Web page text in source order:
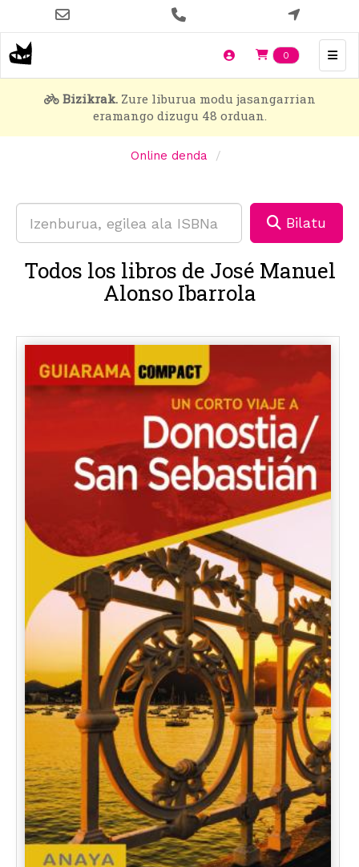
main
content
0 Items en
Bizikrak.Zure liburua modu jasangarrian
eramango dizugu 48 orduan.
Online denda
Bilatu
Todos los libros de José Manuel
Alonso Ibarrola